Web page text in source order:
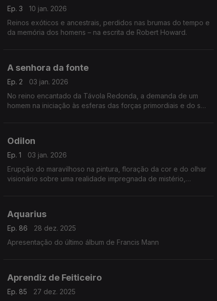
Ep. 3
10 jan. 2026
Reinos exóticos e ancestrais, perdidos nas brumas do tempo e
da memória dos homens – na escrita de Robert Howard.
A senhora da fonte
Ep. 2
03 jan. 2026
No reino encantado da Távola Redonda, a demanda de um
homem na iniciação às esferas das forças primordiais e do seu
Odilon
Ep. 1
03 jan. 2026
Erupção do maravilhoso na pintura, floração da cor e do olhar
visionário sobre uma realidade impregnada de mistério,
Aquarius
Ep. 86
28 dez. 2025
Apresentação do último álbum de Francis Mann
Aprendiz de Feiticeiro
Ep. 85
27 dez. 2025